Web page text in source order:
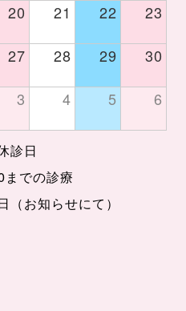
20 21 22 23
27 28 29 30
3 4 5 6
診日
までの診療
（お知らせにて）